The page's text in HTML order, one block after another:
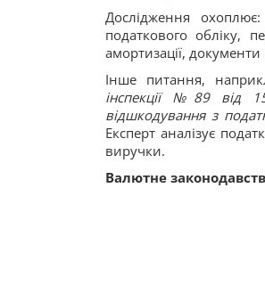
Дослідження
податкового обліку,
амортизації,
Інше питання,
інспекції №89 від
відшкодування з
Експерт аналізує
виручки.
Валютне